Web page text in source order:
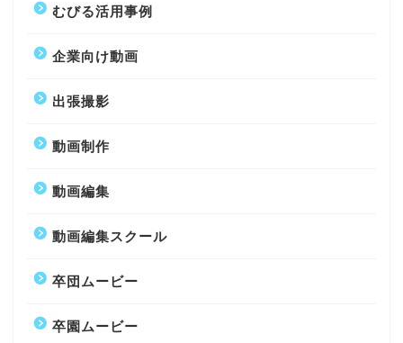
むびる活用事例
企業向け動画
出張撮影
動画制作
動画編集
動画編集スクール
卒団ムービー
卒園ムービー